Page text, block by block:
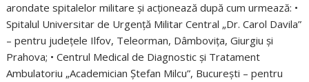
arondate spitalelor militare şi acţionează după cum urmează: •
Spitalul Universitar de Urgenţă Militar Central „Dr. Carol Davila”
– pentru judeţele Ilfov, Teleorman, Dâmboviţa, Giurgiu şi
Prahova; • Centrul Medical de Diagnostic şi Tratament
Ambulatoriu „Academician Ştefan Milcu”, Bucureşti – pentru